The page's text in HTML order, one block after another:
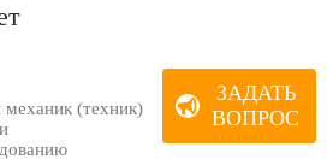
(техник)
ЗАДАТЬ
ВОПРОС